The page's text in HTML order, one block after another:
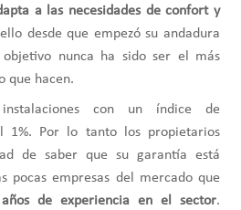
a las necesidades de confort y
desde que empezó su andadura
nunca ha sido ser el más
que hacen.
con un índice de
1%. Por lo tanto los propietarios
de saber que su garantía está
pocas empresas del mercado que
de experiencia en el sector.